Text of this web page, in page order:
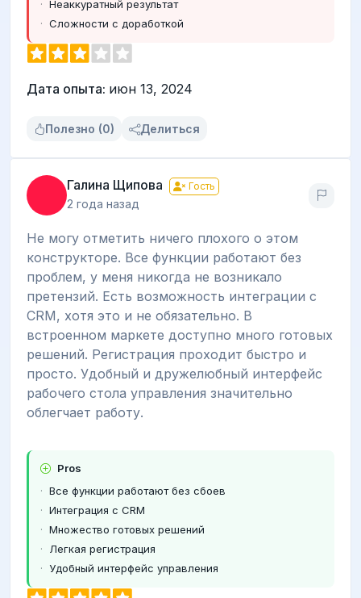
Неаккуратный результат
Сложности с доработкой
Дата опыта: июн 13, 2024
Полезно (0) Делиться
Галина Щипова Гость
2 года назад
Не могу отметить ничего плохого о этом
конструкторе. Все функции работают без
проблем, у меня никогда не возникало
претензий. Есть возможность интеграции с
CRM, хотя это и не обязательно. В
встроенном маркете доступно много готовых
решений. Регистрация проходит быстро и
просто. Удобный и дружелюбный интерфейс
рабочего стола управления значительно
облегчает работу.
Pros
Все функции работают без сбоев
Интеграция с CRM
Множество готовых решений
Легкая регистрация
Удобный интерфейс управления